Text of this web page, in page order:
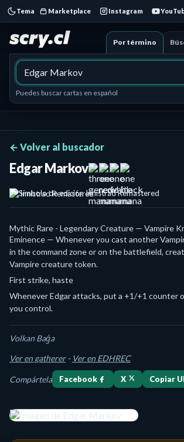
Por término
Puedes buscar cartas en español
Tema Marketplace Instagram
← Volver al buscador
Edgar Markov
Innistrad Remastered
Mythic Rare - Legendary Creature — Vampire
Eminence — Whenever you cast another
in the command zone or on the battlefield,
Vampire creature token.
First strike, haste
Whenever Edgar attacks, put a +1/+1 counter
you control.
Volkan Baǵa
Ver en gatherer- Ver en EDHREC
Compártela Facebook X Copiar